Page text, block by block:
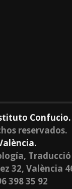
Confucio.
reservados.
32, València
398 35 92